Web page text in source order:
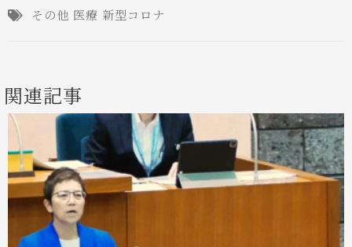
その他 医療 新型コロナ
関連記事